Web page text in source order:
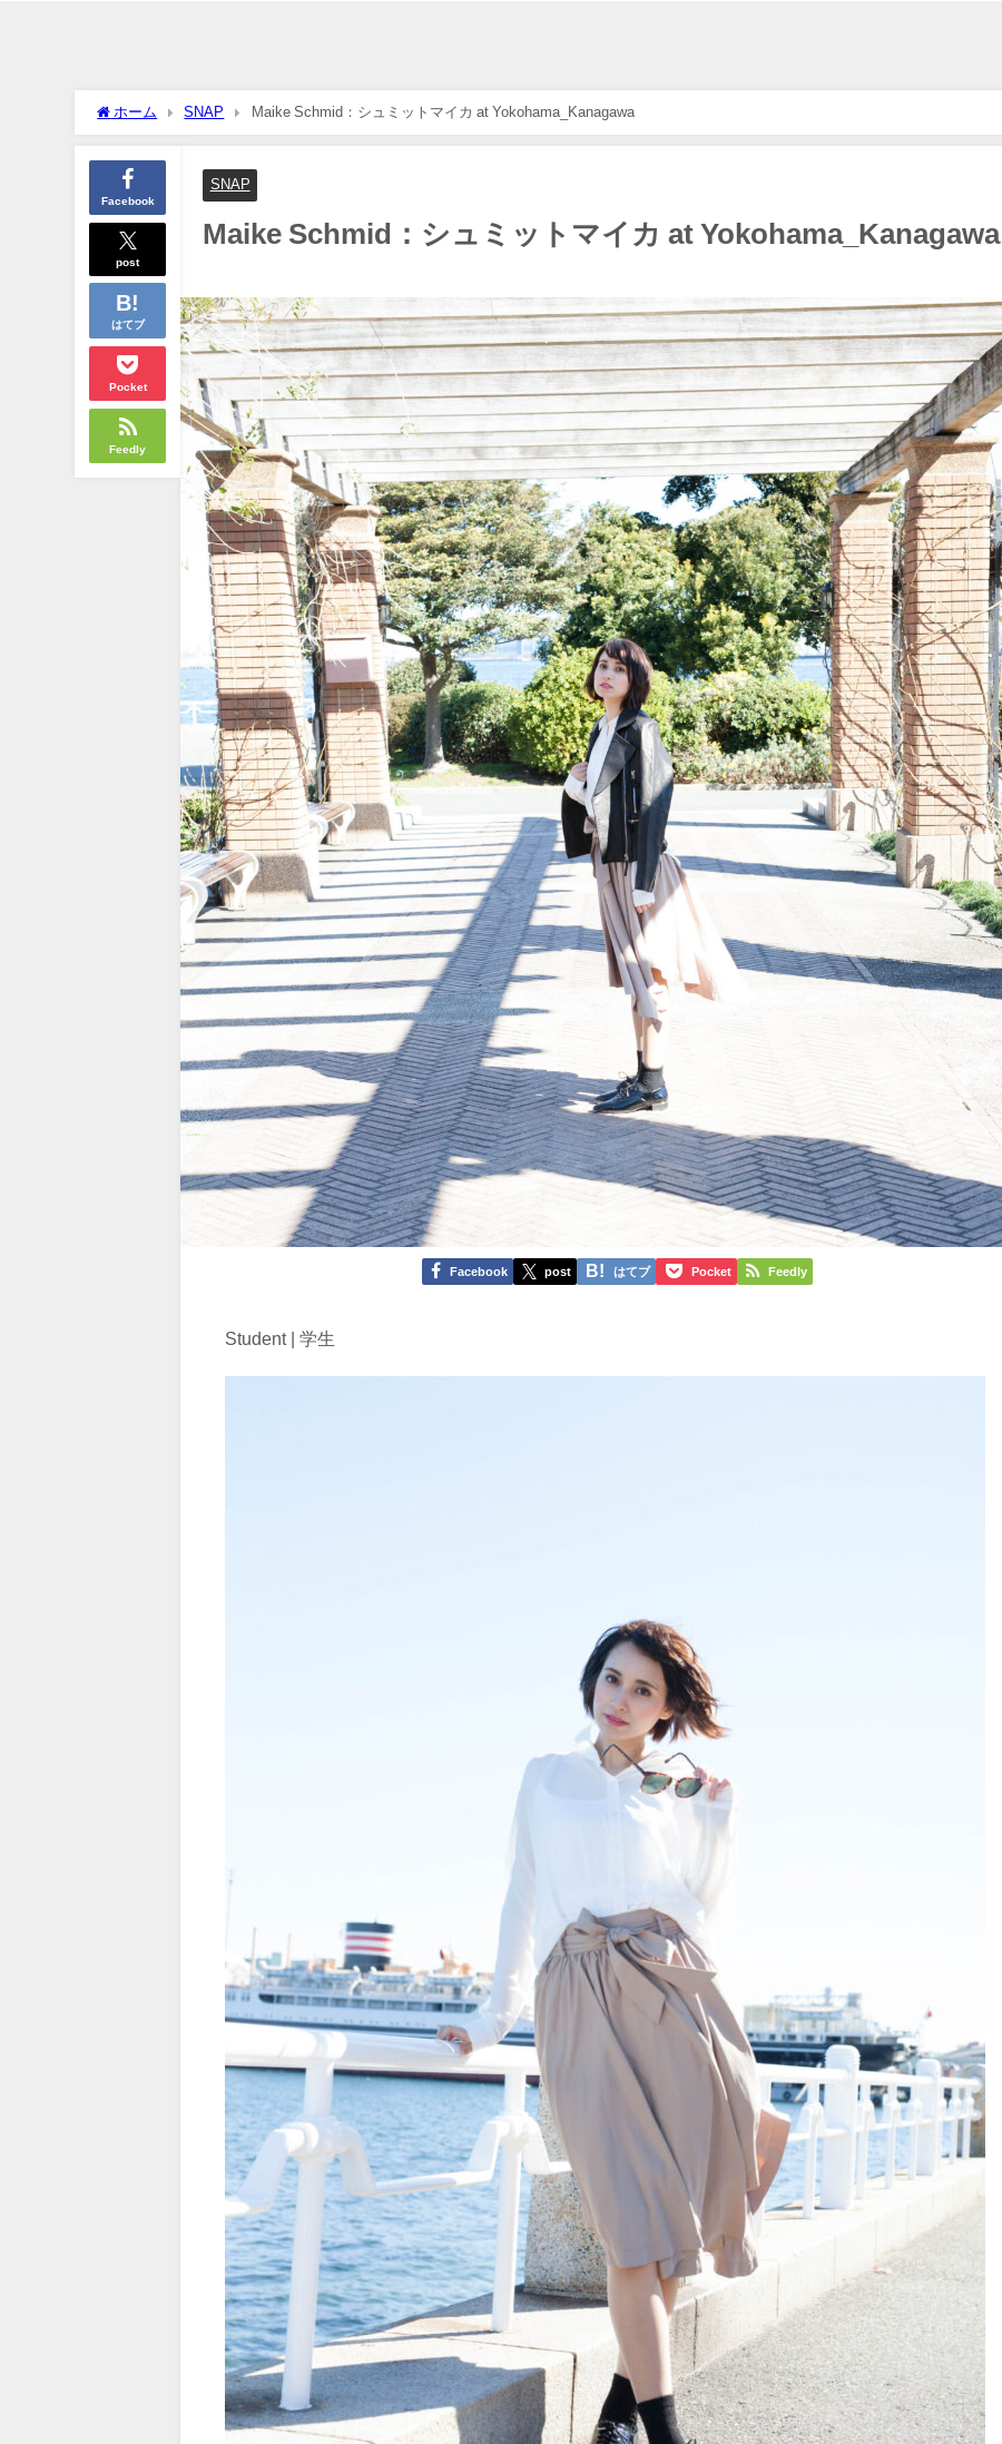
ホーム SNAP Maike Schmid：シュミットマイカ at Yokohama_Kanagawa
Facebook
post
はてブ
Pocket
Feedly
SNAP
Maike Schmid：シュミットマイカ at Yokohama_Kanagawa
Facebook post はてブ Pocket Feedly
Student | 学生